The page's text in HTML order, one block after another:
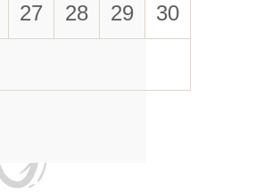
27 28 29 30